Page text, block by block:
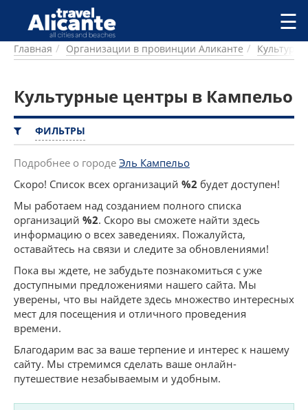
Перейти к основному содержанию
ГОРОДА
ПИТАНИЕ
ПРОЖИВАНИЕ
ПЛЯЖИ
ДОСТОПРИМЕЧАТЕЛЬНОСТИ
КЕМПИНГ
КОМАРКИ (РАЙОНЫ)
РЕЦЕПТЫ
ПРЕДЛОЖЕНИЯ
СТАТЬИ
УСЛУГИ
☰
Главная Организации в провинции Аликанте
Культурные центры в Кампельо
ФИЛЬТРЫ
Подробнее о городе Эль Кампельо
Скоро! Список всех организаций %2 будет доступен!
Мы работаем над созданием полного списка
организаций %2. Скоро вы сможете найти здесь
информацию о всех заведениях. Пожалуйста,
оставайтесь на связи и следите за обновлениями!
Пока вы ждете, не забудьте познакомиться с уже
доступными предложениями нашего сайта. Мы
уверены, что вы найдете здесь множество интересных
мест для посещения и отличного проведения
времени.
Благодарим вас за ваше терпение и интерес к нашему
сайту. Мы стремимся сделать ваше онлайн-
путешествие незабываемым и удобным.